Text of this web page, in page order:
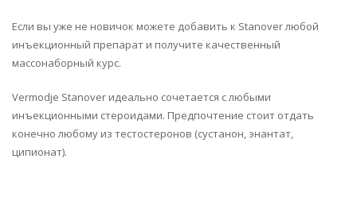
Если вы уже не новичок можете добавить к Stanover любой
инъекционный препарат и получите качественный
массонаборный курс.
Vermodje Stanover идеально сочетается с любыми
инъекционными стероидами. Предпочтение стоит отдать
конечно любому из тестостеронов (сустанон, энантат,
ципионат).